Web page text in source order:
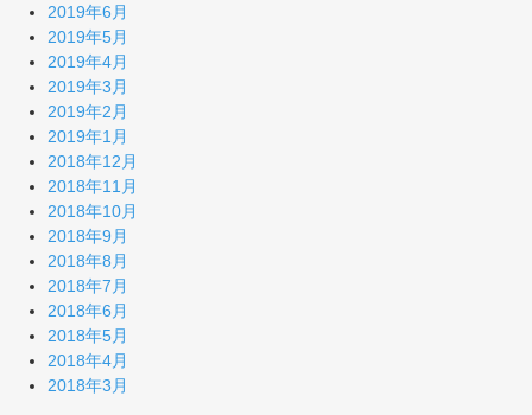
2019年6月
2019年5月
2019年4月
2019年3月
2019年2月
2019年1月
2018年12月
2018年11月
2018年10月
2018年9月
2018年8月
2018年7月
2018年6月
2018年5月
2018年4月
2018年3月